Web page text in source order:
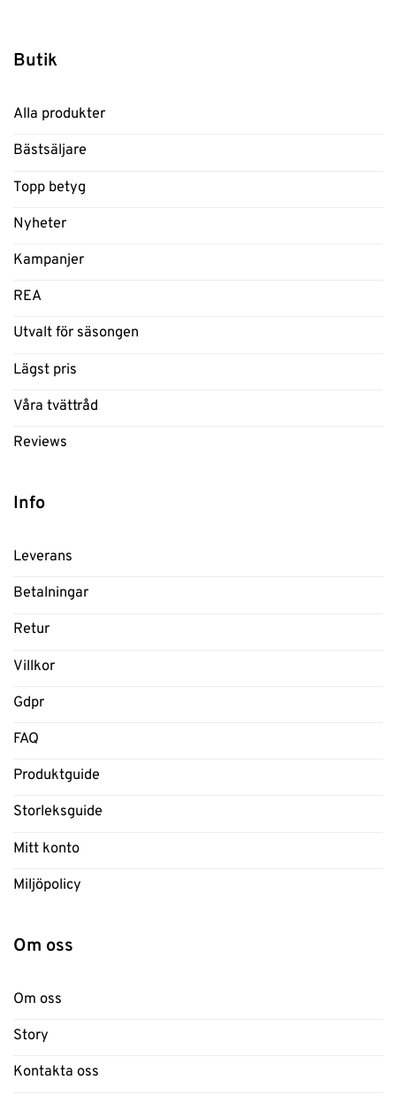
Butik
Alla produkter
Bästsäljare
Topp betyg
Nyheter
Kampanjer
REA
Utvalt för säsongen
Lägst pris
Våra tvättråd
Reviews
Info
Leverans
Betalningar
Retur
Villkor
Gdpr
FAQ
Produktguide
Storleksguide
Mitt konto
Miljöpolicy
Om oss
Om oss
Story
Kontakta oss